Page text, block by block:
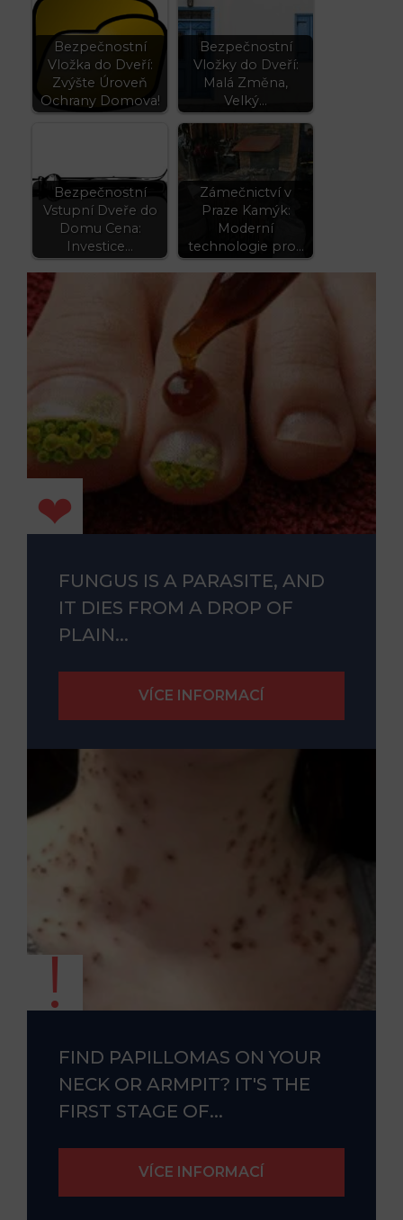
Bezpečnostní
Vložka do Dveří:
Zvýšte Úroveň
Ochrany Domova!
Bezpečnostní
Vložky do Dveří:
Malá Změna,
Velký…
Bezpečnostní
Vstupní Dveře do
Domu Cena:
Investice…
Zámečnictví v
Praze Kamýk:
Moderní
technologie pro…
FUNGUS IS A PARASITE, AND
IT DIES FROM A DROP OF
PLAIN...
FIND PAPILLOMAS ON YOUR
NECK OR ARMPIT? IT'S THE
FIRST STAGE OF...